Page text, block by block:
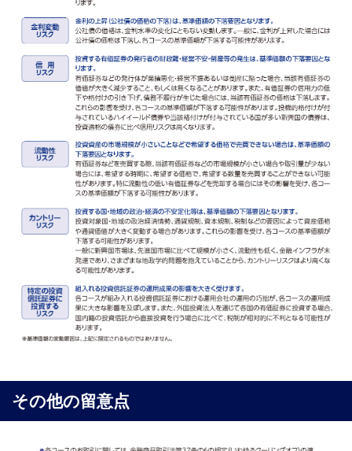
その他の留意点